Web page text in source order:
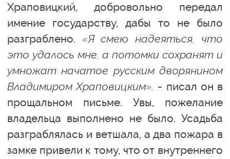
Храповицкий, добровольно передал
имение государству, дабы то не было
разграблено. «Я смею надеяться, что
это удалось мне, а потомки сохранят и
умножат начатое русским дворянином
Владимиром Храповицким», - писал он в
прощальном письме. Увы, пожелание
владельца выполнено не было. Усадьба
разграблялась и ветшала, а два пожара в
замке привели к тому, что от внутреннего